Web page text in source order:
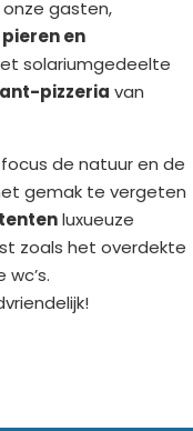
gasten,
pieren en
solariumgedeelte
pizzeria van
de natuur en de
gemak te vergeten
luxueuze
zoals het overdekte